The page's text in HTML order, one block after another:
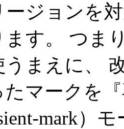
ージョンを
ます。 つま
うまえに、
マークを
mark）